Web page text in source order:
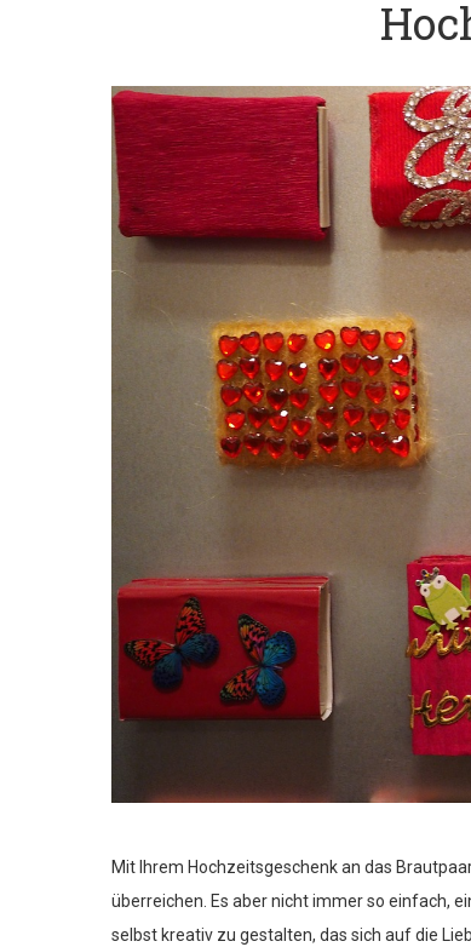
Mit Ihrem Hochzeitsgeschenk an das
überreichen. Es aber nicht immer so einfach,
selbst kreativ zu gestalten, das sich auf die